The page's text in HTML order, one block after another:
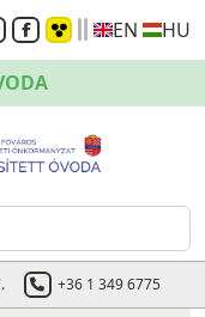
+36 1 349 6775
EN HU